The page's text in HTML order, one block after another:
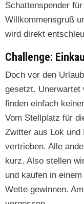
Schat­ten­spender
Willkom­mensgruß
wird direkt
Challenge:
Doch vor den
geset­zt. Uner­wartet
find­en ein­fach
Vom Stellplatz für
Zwit­ter aus Lok und
ver­trieben. Alle
kurz. Also stellen
und kaufen in
Wette gewin­nen.